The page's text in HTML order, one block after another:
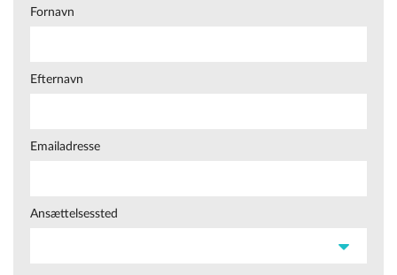
Fornavn
Efternavn
Emailadresse
Ansættelsessted